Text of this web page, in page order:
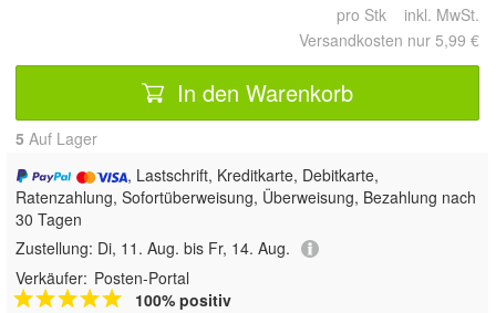
pro Stk inkl. MwSt.
Versandkosten nur 5,99 €
In den Warenkorb
5 Auf Lager
, Lastschrift, Kreditkarte, Debitkarte,
Ratenzahlung, Sofortüberweisung, Überweisung, Bezahlung nach
30 Tagen
Zustellung: Di, 11. Aug. bis Fr, 14. Aug.
Verkäufer: Posten-Portal
100% positiv